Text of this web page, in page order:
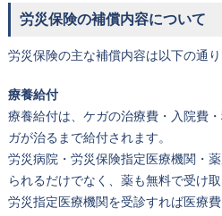
労災保険の補償内容について
労災保険の主な補償内容は以下の通り
療養給付
療養給付は、ケガの治療費・入院費
ガが治るまで給付されます。
労災病院・労災保険指定医療機関・
られるだけでなく、薬も無料で受け取
労災指定医療機関を受診すれば医療